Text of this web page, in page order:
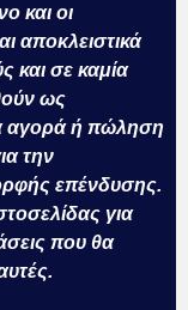
και οι
αποκλειστικά
και σε καμία
ως
αγορά ή πώληση
την
επένδυσης.
για
που θα